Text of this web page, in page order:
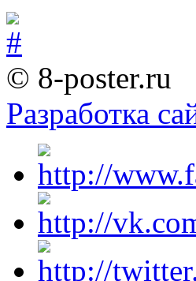
© 8-poster.ru
Разработка